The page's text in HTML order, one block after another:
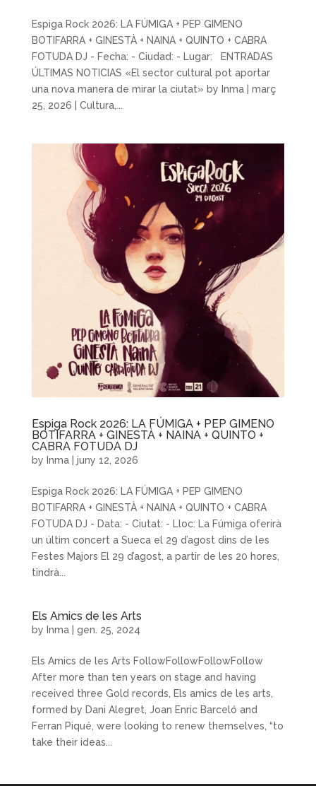
Espiga Rock 2026: LA FÚMIGA + PEP GIMENO
BOTIFARRA + GINESTÀ + NAINA + QUINTO + CABRA
FOTUDA DJ - Fecha: - Ciudad: - Lugar: ENTRADAS
ÚLTIMAS NOTICIAS «El sector cultural pot aportar
una nova manera de mirar la ciutat» by Inma | març
25, 2026 | Cultura,...
Espiga Rock 2026: LA FÚMIGA + PEP GIMENO
BOTIFARRA + GINESTÀ + NAINA + QUINTO +
CABRA FOTUDA DJ
by Inma| juny 12, 2026
Espiga Rock 2026: LA FÚMIGA + PEP GIMENO
BOTIFARRA + GINESTÀ + NAINA + QUINTO + CABRA
FOTUDA DJ - Data: - Ciutat: - Lloc: La Fúmiga oferirà
un últim concert a Sueca el 29 d’agost dins de les
Festes Majors El 29 d’agost, a partir de les 20 hores,
tindrà...
Els Amics de les Arts
by Inma| gen. 25, 2024
Els Amics de les Arts FollowFollowFollowFollow
After more than ten years on stage and having
received three Gold records, Els amics de les arts,
formed by Dani Alegret, Joan Enric Barceló and
Ferran Piqué, were looking to renew themselves, “to
take their ideas...